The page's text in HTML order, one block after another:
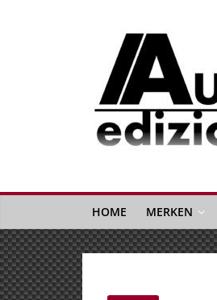
Auto
La
Gazetta
dell'Automobile
Italiana
|
Italiaans
HOME MERKEN